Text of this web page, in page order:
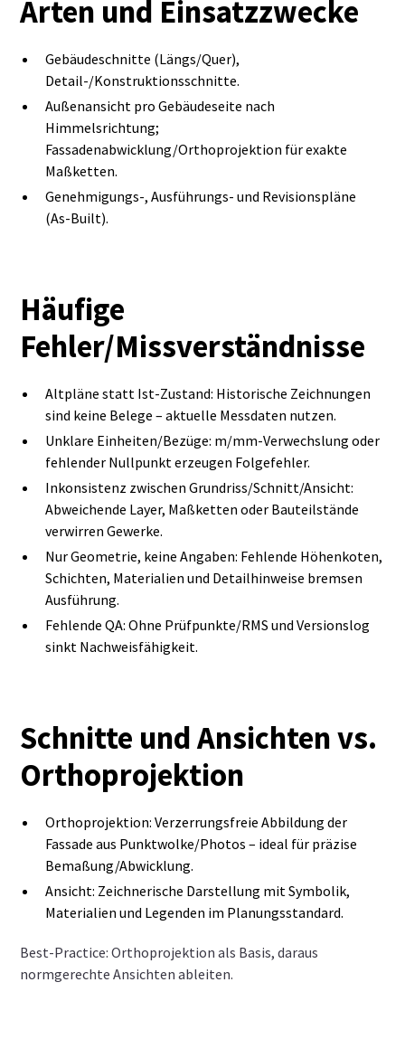
Arten und Einsatzzwecke
Gebäudeschnitte (Längs/Quer),
Detail‑/Konstruktionsschnitte.
Außenansicht pro Gebäudeseite nach
Himmelsrichtung;
Fassadenabwicklung/Orthoprojektion für exakte
Maßketten.
Genehmigungs‑, Ausführungs‑ und Revisionspläne
(As‑Built).
Häufige
Fehler/Missverständnisse
Altpläne statt Ist‑Zustand: Historische Zeichnungen
sind keine Belege – aktuelle Messdaten nutzen.
Unklare Einheiten/Bezüge: m/mm‑Verwechslung oder
fehlender Nullpunkt erzeugen Folgefehler.
Inkonsistenz zwischen Grundriss/Schnitt/Ansicht:
Abweichende Layer, Maßketten oder Bauteilstände
verwirren Gewerke.
Nur Geometrie, keine Angaben: Fehlende Höhenkoten,
Schichten, Materialien und Detailhinweise bremsen
Ausführung.
Fehlende QA: Ohne Prüfpunkte/RMS und Versionslog
sinkt Nachweisfähigkeit.
Schnitte und Ansichten vs.
Orthoprojektion
Orthoprojektion: Verzerrungsfreie Abbildung der
Fassade aus Punktwolke/Photos – ideal für präzise
Bemaßung/Abwicklung.
Ansicht: Zeichnerische Darstellung mit Symbolik,
Materialien und Legenden im Planungsstandard.
Best‑Practice: Orthoprojektion als Basis, daraus
normgerechte Ansichten ableiten.